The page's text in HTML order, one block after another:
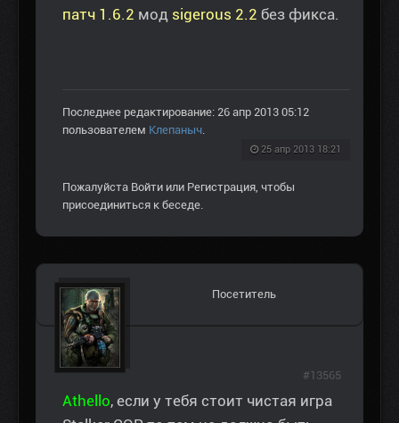
патч 1.6.2 мод sigerous 2.2 без фикса.
Последнее редактирование: 26 апр 2013 05:12
пользователем Клепаныч
25 апр 2013 18:21
Пожалуйста Войти или Регистрация , чтобы
присоединиться к беседе.
Посетитель
Athello, если у тебя стоит чистая игра
#13565